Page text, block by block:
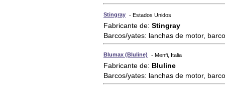
Stingray - Estados Unidos
Fabricante de: Stingray
Barcos/yates: lanchas de motor,
Blumax (Bluline) - Menfi, Italia
Fabricante de: Bluline
Barcos/yates: lanchas de motor,